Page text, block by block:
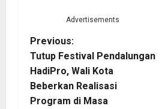
Advertisements
P
o
s
Previous:
Tutup Festival Pendalungan
HadiPro, Wali Kota
Beberkan Realisasi
Program di Masa